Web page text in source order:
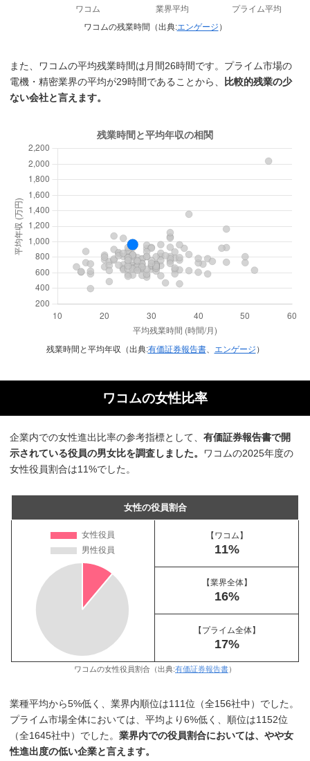
ワコムの残業時間（出典:エンゲージ ）
また、ワコムの平均残業時間は月間26時間です。プライム市場の
電機・精密業界の平均が29時間であることから、
比較的残業の少
ない会社と言えます。
残業時間と平均年収（出典:有価証券報告書、 エンゲージ ）
ワコムの女性比率
企業内での女性進出比率の参考指標として、有価証券報告書で開
示されている役員の男女比を調査しました。
ワコムの2025年度の
女性役員割合は11%でした。
女性の役員割合
【ワコム】
11%
【業界全体】
16%
【プライム全体】
17%
ワコムの女性役員割合（出典:有価証券報告書）
業種平均から5%低く、業界内順位は111位（全156社中）でした。
プライム市場全体においては、平均より6%低く、順位は1152位
（全1645社中）でした。業界内での役員割合においては、やや女
性進出度の低い企業と言えます。